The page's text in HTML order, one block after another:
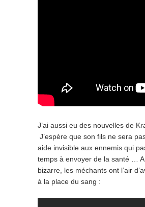
J’ai aussi eu des nouvelles de
J’espère que son fils ne sera
aide invisible aux ennemis qui
temps à envoyer de la santé …
bizarre, les méchants ont l’air
à la place du sang :